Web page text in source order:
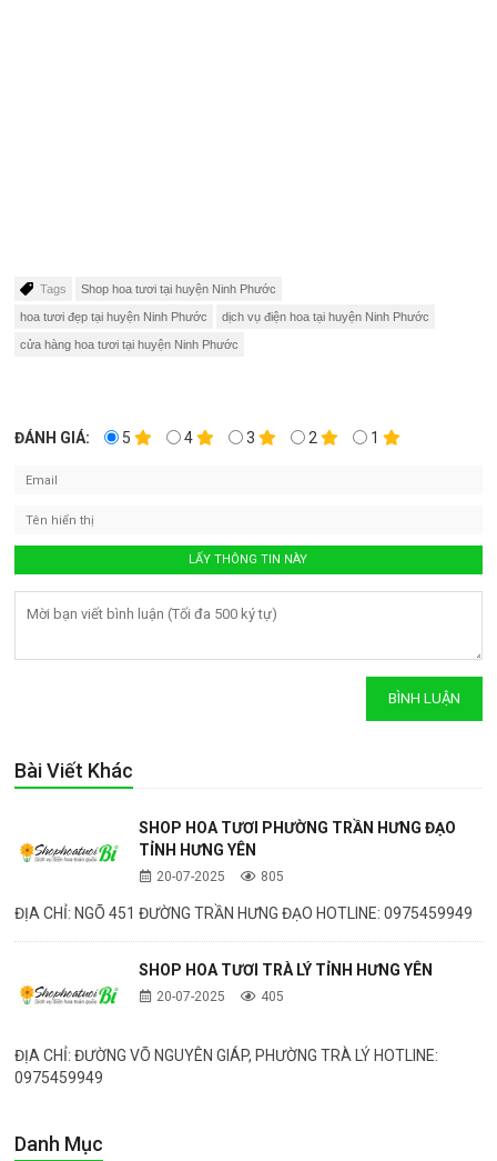
Tags Shop hoa tươi tại huyện Ninh Phước
hoa tươi đẹp tại huyện Ninh Phước dịch vụ điện hoa tại huyện Ninh Phước
cửa hàng hoa tươi tại huyện Ninh Phước
ĐÁNH GIÁ: 5 4 3 2 1
Bài Viết Khác
SHOP HOA TƯƠI PHƯỜNG TRẦN HƯNG ĐẠO
TỈNH HƯNG YÊN
20-07-2025 805
ĐỊA CHỈ: NGÕ 451 ĐƯỜNG TRẦN HƯNG ĐẠO HOTLINE: 0975459949
SHOP HOA TƯƠI TRÀ LÝ TỈNH HƯNG YÊN
20-07-2025 405
ĐỊA CHỈ: ĐƯỜNG VÕ NGUYÊN GIÁP, PHƯỜNG TRÀ LÝ HOTLINE:
0975459949
Danh Mục